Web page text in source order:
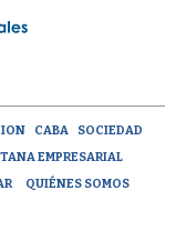
CABA
SOCIEDAD
EMPRESARIAL
QUIÉNES SOMOS